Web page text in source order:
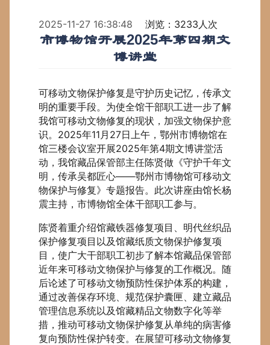
2025-11-27 16:38:48 浏览：3233人次
市博物馆开展2025年第四期文
博讲堂
可移动文物保护修复是守护历史记忆，传承文
明的重要手段。为使全馆干部职工进一步了解
我馆可移动文物修复的现状，加强文物保护意
识。2025年11月27日上午，鄂州市博物馆在
馆三楼会议室开展2025年第4期文博讲堂活
动，我馆藏品保管部主任陈贤做《守护千年文
明，传承吴都匠心——鄂州市博物馆可移动文
物保护与修复》专题报告。此次讲座由馆长杨
震主持，市博物馆全体干部职工参与。
陈贤着重介绍馆藏铁器修复项目、明代丝织品
保护修复项目以及馆藏纸质文物保护修复项
目，使广大干部职工初步了解本馆藏品保管部
近年来可移动文物保护与修复的工作概况。随
后论述了可移动文物预防性保护体系的构建，
通过改善保存环境、规范保护囊匣、建立藏品
管理信息系统以及馆藏精品文物数字化等举
措，推动可移动文物保护修复从单纯的病害修
复向预防性保护转变。在展望可移动文物修复